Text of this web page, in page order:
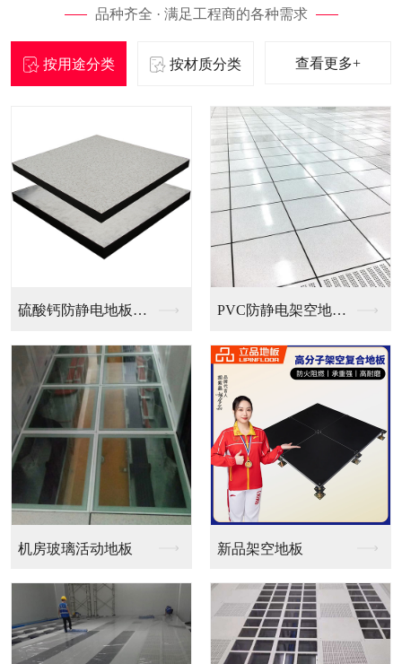
品种齐全 · 满足工程商的各种需求
按用途分类 按材质分类 查看更多+
新品架空地板
全钢无边防静电地板